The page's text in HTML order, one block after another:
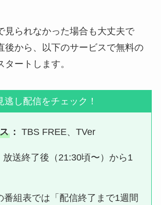
見られなかった場合も大丈夫で
後から、以下のサービスで無料の
タートします。
逃し配信をチェック！
： TBS FREE、TVer
放送終了後（21:30頃〜）から1
組表では「配信終了まで1週間